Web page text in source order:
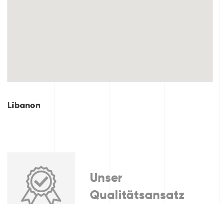
Libanon
Unser
Qualitätsansatz